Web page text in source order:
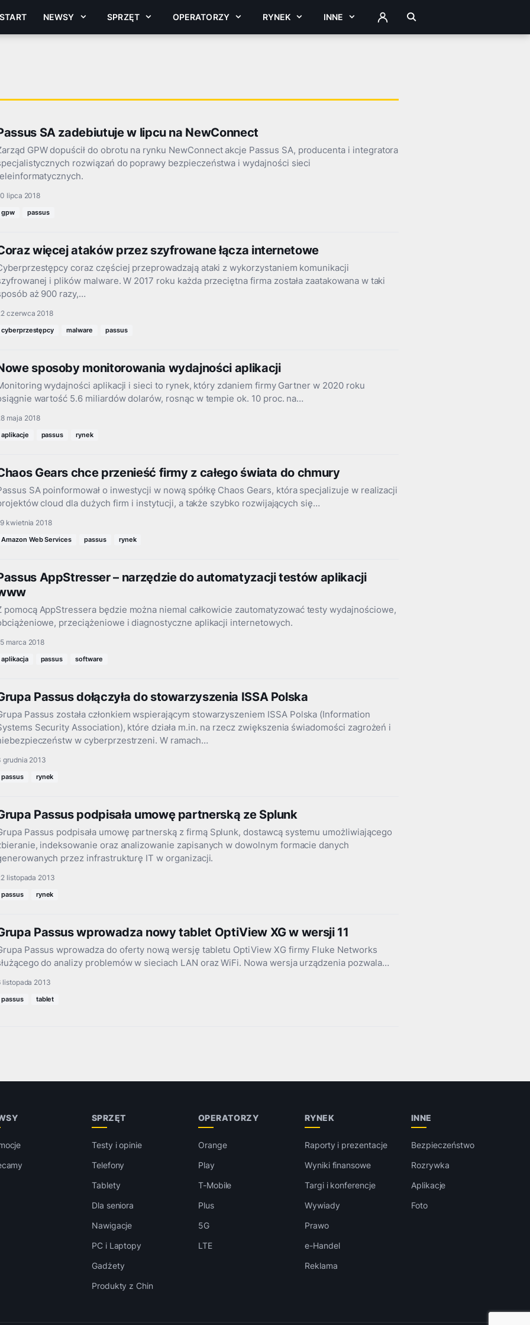
START NEWSY SPRZĘT OPERATORZY RYNEK INNE ZALOGUJ
SA zadebiutuje w lipcu na NewConnect
GPW dopuścił do obrotu na rynku NewConnect akcje Passus SA, producenta i integratora
rozwiązań do poprawy bezpieczeństwa i wydajności sieci
lipca 2018
gpw passus
więcej ataków przez szyfrowane łącza internetowe
coraz częściej przeprowadzają ataki z wykorzystaniem komunikacji
i plików malware. W 2017 roku każda przeciętna firma została zaatakowana w taki
aż 900 razy,…
czerwca 2018
cyberprzestępcy malware passus
sposoby monitorowania wydajności aplikacji
wydajności aplikacji i sieci to rynek, który zdaniem firmy Gartner w 2020 roku
wartość 5.6 miliardów dolarów, rosnąc w tempie ok. 10 proc. na…
maja 2018
aplikacje passus rynek
Gears chce przenieść firmy z całego świata do chmury
SA poinformował o inwestycji w nową spółkę Chaos Gears, która specjalizuje w realizacji
cloud dla dużych firm i instytucji, a także szybko rozwijających się…
kwietnia 2018
Amazon Web Services passus rynek
AppStresser – narzędzie do automatyzacji testów aplikacji
pomocą AppStressera będzie można niemal całkowicie zautomatyzować testy wydajnościowe,
przeciążeniowe i diagnostyczne aplikacji internetowych.
marca 2018
aplikacja passus software
Passus dołączyła do stowarzyszenia ISSA Polska
Passus została członkiem wspierającym stowarzyszeniem ISSA Polska (Information
Security Association), które działa m.in. na rzecz zwiększenia świadomości zagrożeń i
w cyberprzestrzeni. W ramach…
grudnia 2013
passus rynek
Passus podpisała umowę partnerską ze Splunk
Passus podpisała umowę partnerską z firmą Splunk, dostawcą systemu umożliwiającego
indeksowanie oraz analizowanie zapisanych w dowolnym formacie danych
przez infrastrukturę IT w organizacji.
listopada 2013
passus rynek
Passus wprowadza nowy tablet OptiView XG w wersji 11
Passus wprowadza do oferty nową wersję tabletu OptiView XG firmy Fluke Networks
do analizy problemów w sieciach LAN oraz WiFi. Nowa wersja urządzenia pozwala…
listopada 2013
passus tablet
SPRZĘT
Testy i opinie
Telefony
Tablety
Dla seniora
Nawigacje
PC i Laptopy
Gadżety
Produkty z Chin
OPERATORZY
Orange
Play
T-Mobile
Plus
5G
LTE
RYNEK
Raporty i prezentacje
Wyniki finansowe
Targi i konferencje
Wywiady
Prawo
e-Handel
Reklama
INNE
Bezpieczeństwo
Rozrywka
Aplikacje
Foto